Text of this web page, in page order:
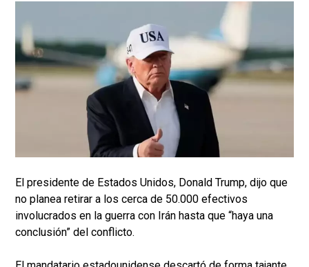
El presidente de Estados Unidos, Donald Trump, dijo que
no planea retirar a los cerca de 50.000 efectivos
involucrados en la guerra con Irán hasta que “haya una
conclusión” del conflicto.